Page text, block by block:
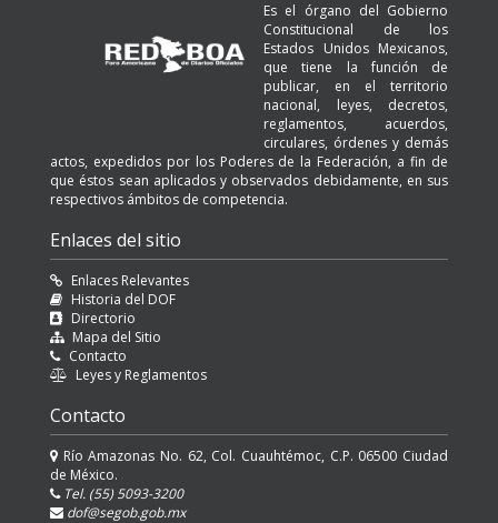
Es el órgano del Gobierno
Constitucional de los
Estados Unidos Mexicanos,
que tiene la función de
publicar, en el territorio
nacional, leyes, decretos,
reglamentos, acuerdos,
circulares, órdenes y demás
actos, expedidos por los Poderes de la Federación, a fin de
que éstos sean aplicados y observados debidamente, en sus
respectivos ámbitos de competencia.
Enlaces del sitio
Enlaces Relevantes
Historia del DOF
Directorio
Mapa del Sitio
Contacto
Leyes y Reglamentos
Contacto
Río Amazonas No. 62, Col. Cuauhtémoc, C.P. 06500 Ciudad
de México.
Tel. (55) 5093-3200
dof@segob.gob.mx